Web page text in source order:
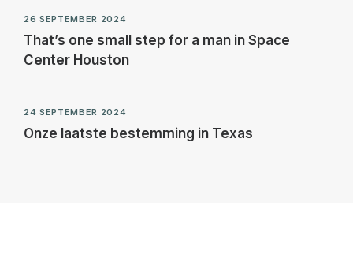
26 SEPTEMBER 2024
That’s one small step for a man in Space
Center Houston
24 SEPTEMBER 2024
Onze laatste bestemming in Texas